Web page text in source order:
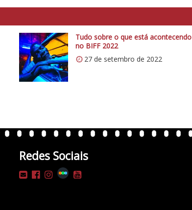
Tudo sobre o que está acontecendo
no BIFF 2022
27 de setembro de 2022
Redes Sociais